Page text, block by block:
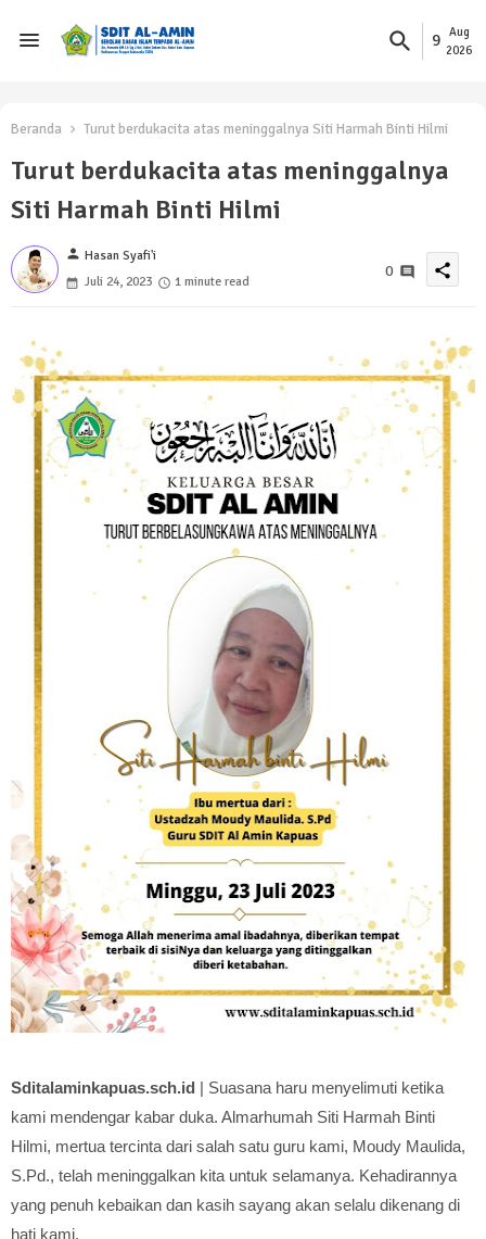
9
Aug
2026
Beranda Turut berdukacita atas meninggalnya Siti Harmah Binti Hilmi
Turut berdukacita atas meninggalnya
Siti Harmah Binti Hilmi
person Hasan Syafi'i
Juli 24, 2023
1 minute read
0 share
Sditalaminkapuas.sch.id | Suasana haru menyelimuti ketika
kami mendengar kabar duka. Almarhumah Siti Harmah Binti
Hilmi, mertua tercinta dari salah satu guru kami, Moudy Maulida,
S.Pd., telah meninggalkan kita untuk selamanya. Kehadirannya
yang penuh kebaikan dan kasih sayang akan selalu dikenang di
hati kami.